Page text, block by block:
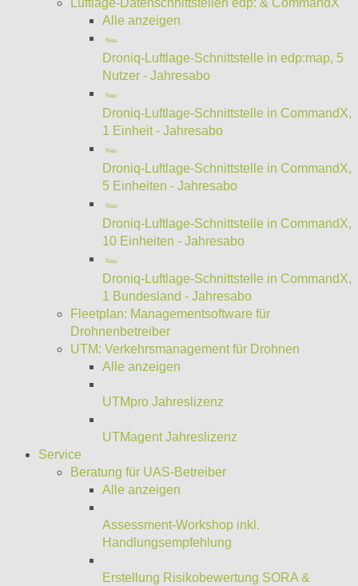
Luftlage-Datenschnittstellen edp: & CommandX
Alle anzeigen
Neu
Droniq-Luftlage-Schnittstelle in edp:map, 5
Nutzer - Jahresabo
Neu
Droniq-Luftlage-Schnittstelle in CommandX,
1 Einheit - Jahresabo
Neu
Droniq-Luftlage-Schnittstelle in CommandX,
5 Einheiten - Jahresabo
Neu
Droniq-Luftlage-Schnittstelle in CommandX,
10 Einheiten - Jahresabo
Neu
Droniq-Luftlage-Schnittstelle in CommandX,
1 Bundesland - Jahresabo
Fleetplan: Managementsoftware für
Drohnenbetreiber
UTM: Verkehrsmanagement für Drohnen
Alle anzeigen
UTMpro Jahreslizenz
UTMagent Jahreslizenz
Service
Beratung für UAS-Betreiber
Alle anzeigen
Assessment-Workshop inkl.
Handlungsempfehlung
Erstellung Risikobewertung SORA &